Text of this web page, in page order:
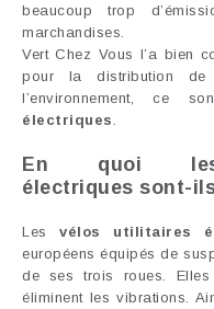
beaucoup trop
marchandises.
Vert Chez Vous l’a bien
pour la distribution
l’environnement, ce
électriques
En quoi
électriques sont-
Les vélos utilitaires
européens équipés de
de ses trois roues.
éliminent les vibrations.